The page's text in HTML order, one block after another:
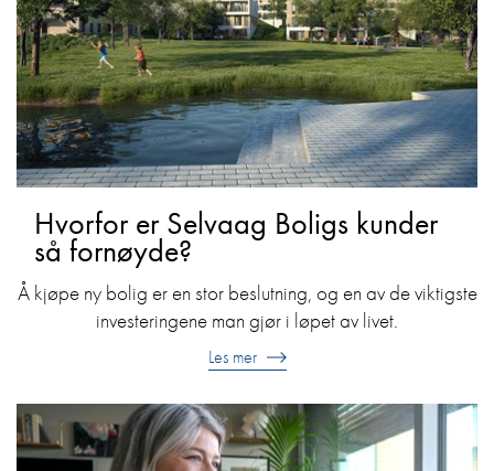
Hvorfor er Selvaag Boligs kunder
så fornøyde?
Å kjøpe ny bolig er en stor beslutning, og en av de viktigste
investeringene man gjør i løpet av livet.
Les mer